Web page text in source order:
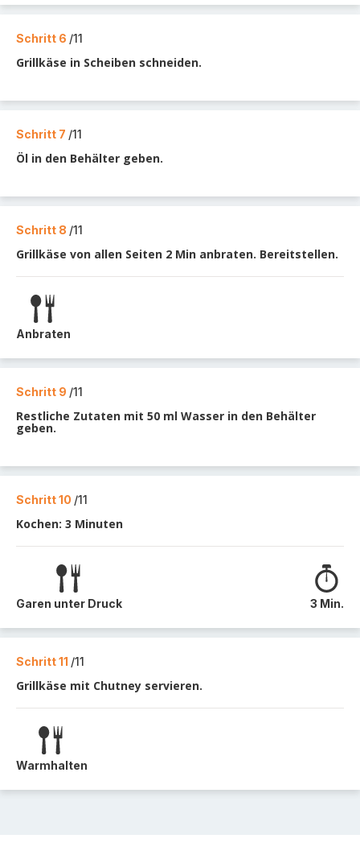
Schritt 6 /11
Grillkäse in Scheiben schneiden.
Schritt 7 /11
Öl in den Behälter geben.
Schritt 8 /11
Grillkäse von allen Seiten 2 Min anbraten. Bereitstellen.
Anbraten
Schritt 9 /11
Restliche Zutaten mit 50 ml Wasser in den Behälter
geben.
Schritt 10 /11
Kochen: 3 Minuten
Garen unter Druck 3 Min.
Schritt 11 /11
Grillkäse mit Chutney servieren.
Warmhalten